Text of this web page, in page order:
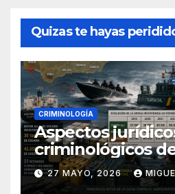
Quizas te hayas
CRIMINOLOGÍA
Aspectos
criminológicos
lucha contra el
en el sur de
27 MAYO, 2026